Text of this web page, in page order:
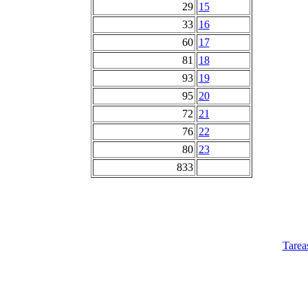
29 15
33 16
60 17
81
18
93 19
95 20
72 21
76 22
80 23
833